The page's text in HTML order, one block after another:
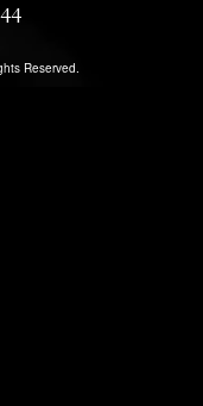
Reserved.